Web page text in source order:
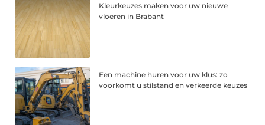
Kleurkeuzes maken voor uw nieuwe
vloeren in Brabant
Een machine huren voor uw klus: zo
voorkomt u stilstand en verkeerde keuzes